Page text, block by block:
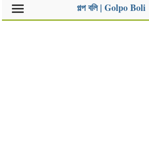
গল্প বলি | Golpo Boli